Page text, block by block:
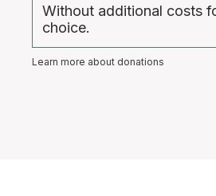
Without additional costs
choice.
Learn more about donations